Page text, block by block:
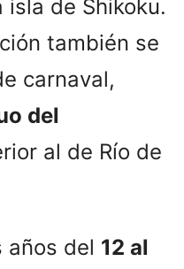
de Shikoku.
también se
carnaval,
del
al de Río de
años del 12 al